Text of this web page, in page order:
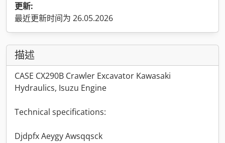
更新:
最近更新时间为 26.05.2026
描述
CASE CX290B Crawler Excavator Kawasaki
Hydraulics, Isuzu Engine
Technical specifications:
Djdpfx Aeygy Awsqqsck